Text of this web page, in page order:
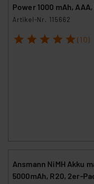
Power 1000 mAh, AAA,
Artikel-Nr. 115662
1 2 3 4 5 (10)
Ansmann NiMH Akku
5000mAh, R20, 2er-